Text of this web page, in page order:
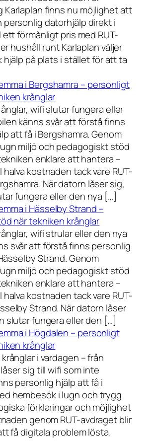
Karlaplan finns nu möjlighet att
personlig datorhjälp direkt i
förmånligt pris med RUT-
hushåll runt Karlaplan väljer
på plats i stället för att ta
i Bergshamra – personligt
krånglar
wifi slutar fungera eller
känns svår att förstå finns
att få i Bergshamra. Genom
miljö och pedagogiskt stöd
enklare att hantera –
kostnaden tack vare RUT-
När datorn låser sig,
fungera eller den nya […]
i Hässelby Strand –
när tekniken krånglar
wifi strular eller den nya
svår att förstå finns personlig
Strand. Genom
miljö och pedagogiskt stöd
enklare att hantera –
kostnaden tack vare RUT-
Strand. När datorn låser
slutar fungera eller den […]
i Högdalen – personligt
krånglar
i vardagen – från
sig till wifi som inte
personlig hjälp att få i
hembesök i lugn och trygg
förklaringar och möjlighet
genom RUT-avdraget blir
få digitala problem lösta.